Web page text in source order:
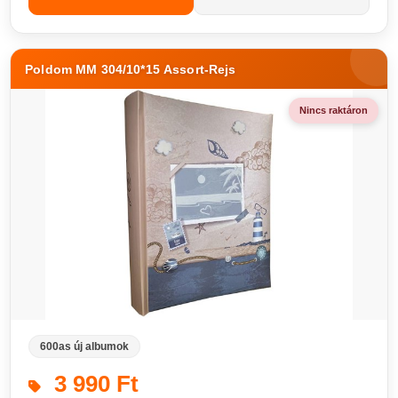
Poldom MM 304/10*15 Assort-Rejs
Nincs raktáron
600as új albumok
3 990 Ft